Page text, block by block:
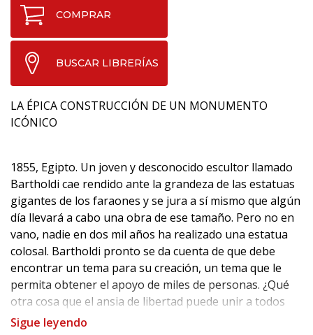
COMPRAR
BUSCAR LIBRERÍAS
LA ÉPICA CONSTRUCCIÓN DE UN MONUMENTO
ICÓNICO
1855, Egipto. Un joven y desconocido escultor llamado
Bartholdi cae rendido ante la grandeza de las estatuas
gigantes de los faraones y se jura a sí mismo que algún
día llevará a cabo una obra de ese tamaño. Pero no en
vano, nadie en dos mil años ha realizado una estatua
colosal. Bartholdi pronto se da cuenta de que debe
encontrar un tema para su creación, un tema que le
permita obtener el apoyo de miles de personas. ¿Qué
otra cosa que el ansia de libertad puede unir a todos
los ciudadanos del mundo?
Sigue leyendo